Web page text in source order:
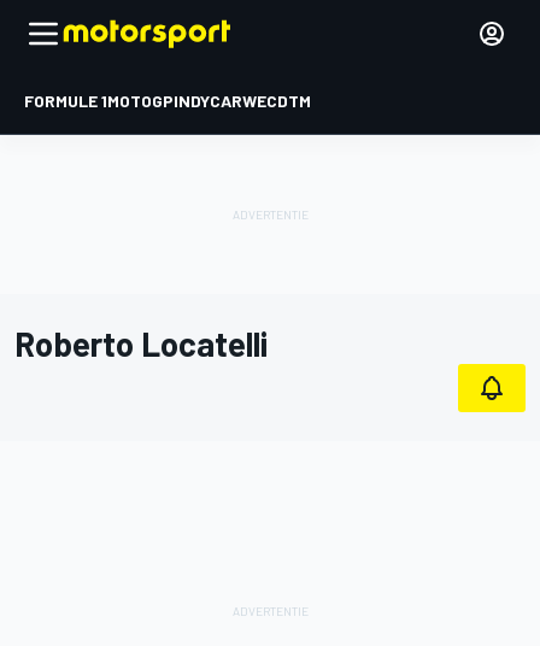
FORMULE 1MOTOGPINDYCARWECDTM
Roberto Locatelli